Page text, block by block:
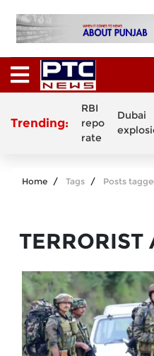
Trending:
RBI
repo
rate
Dubai
Home Tags Posts
TERRORIST